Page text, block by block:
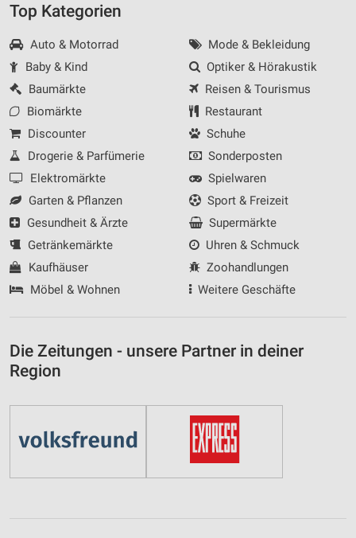
Top Kategorien
Auto & Motorrad
Baby & Kind
Baumärkte
Biomärkte
Discounter
Drogerie & Parfümerie
Elektromärkte
Garten & Pflanzen
Gesundheit & Ärzte
Getränkemärkte
Kaufhäuser
Möbel & Wohnen
Mode & Bekleidung
Optiker & Hörakustik
Reisen & Tourismus
Restaurant
Schuhe
Sonderposten
Spielwaren
Sport & Freizeit
Supermärkte
Uhren & Schmuck
Zoohandlungen
Weitere Geschäfte
Die Zeitungen - unsere Partner in deiner
Region